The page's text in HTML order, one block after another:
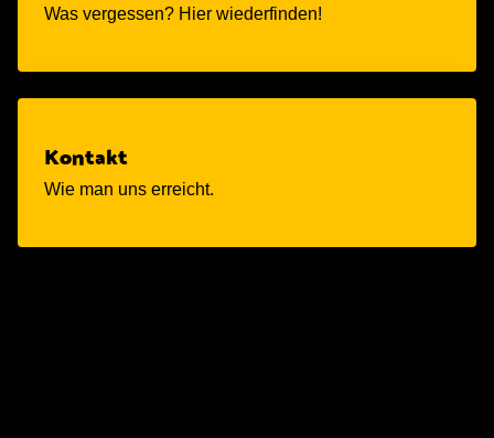
Was vergessen? Hier wiederfinden!
Kontakt
Wie man uns erreicht.